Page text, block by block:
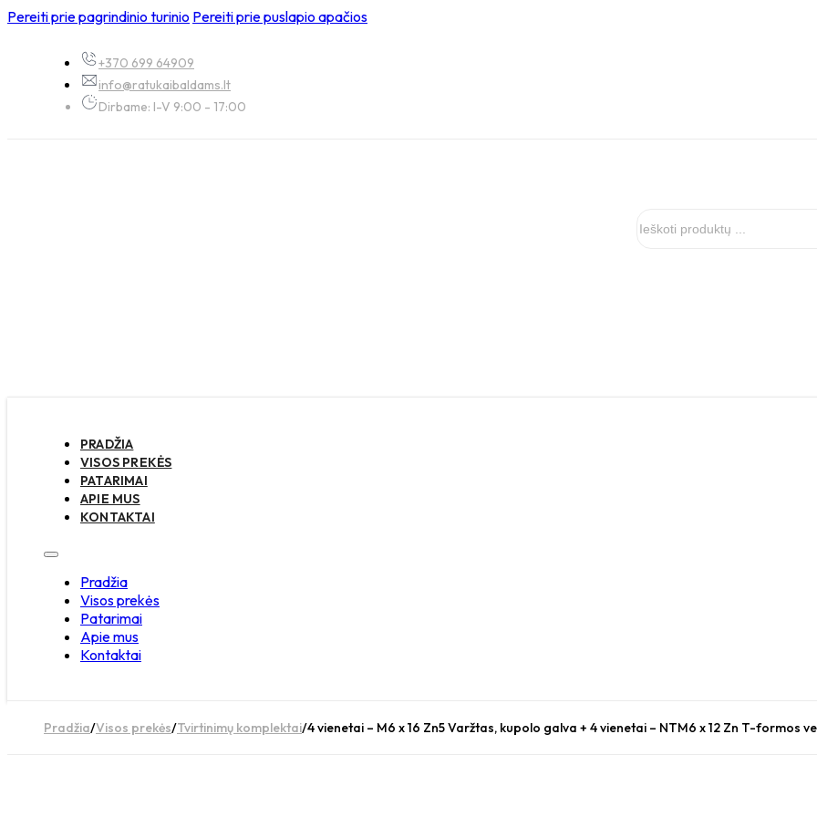
Pereiti prie pagrindinio turinio Pereiti prie puslapio apačios
+370 699 64909
info@ratukaibaldams.lt
Dirbame: I-V 9:00 - 17:00
PRADŽIA
VISOS PREKĖS
PATARIMAI
APIE MUS
KONTAKTAI
Pradžia
Visos prekės
Patarimai
Apie mus
Kontaktai
Pradžia/Visos prekės/Tvirtinimų komplektai/4 vienetai – M6 x 16 Zn5 Varžtas, kupolo galva + 4 vienetai – NTM6 x 12 Zn T-formos